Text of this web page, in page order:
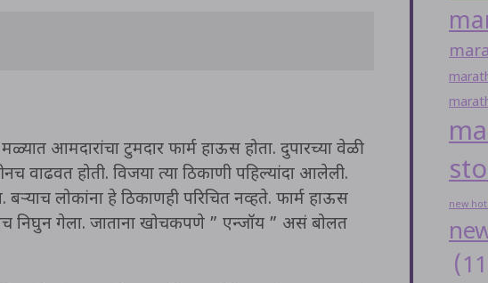
आमदारांचा टुमदार फार्म हाऊस होता. दुपारच्या वेळी
वाढवत होती. विजया त्या ठिकाणी पहिल्यांदा आलेली.
लोकांना हे ठिकाणही परिचित नव्हते. फार्म हाऊस
निघुन गेला. जाताना खोचकपणे ” एन्जॉय ” असं बोलत
new